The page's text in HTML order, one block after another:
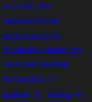
eine orts– und
raumspezifische
photographische
Bestandsaufnahme des
Leipziger Stadtteils
Grünau statt. (1)
England (3) Epitaph (1)